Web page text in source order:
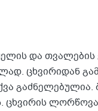
და
ცხვირიდან
გაძნელებულია.
ცხვირის